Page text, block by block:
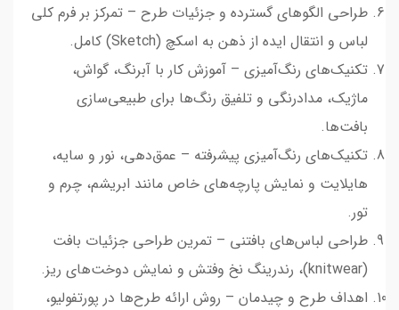
طراحی الگوهای گسترده و جزئیات طرح – تمرکز بر فرم کلی
لباس و انتقال ایده از ذهن به اسکچ (Sketch) کامل.
تکنیک‌های رنگ‌آمیزی – آموزش کار با آبرنگ، گواش،
ماژیک، مدادرنگی و تلفیق رنگ‌ها برای طبیعی‌سازی
بافت‌ها.
تکنیک‌های رنگ‌آمیزی پیشرفته – عمق‌دهی، نور و سایه،
هایلایت و نمایش پارچه‌های خاص مانند ابریشم، چرم و
تور.
طراحی لباس‌های بافتنی – تمرین طراحی جزئیات بافت
(knitwear)، رندرینگ نخ وفتش و نمایش دوخت‌های ریز.
اهداف طرح و چیدمان – روش ارائه طرح‌ها در پورتفولیو،